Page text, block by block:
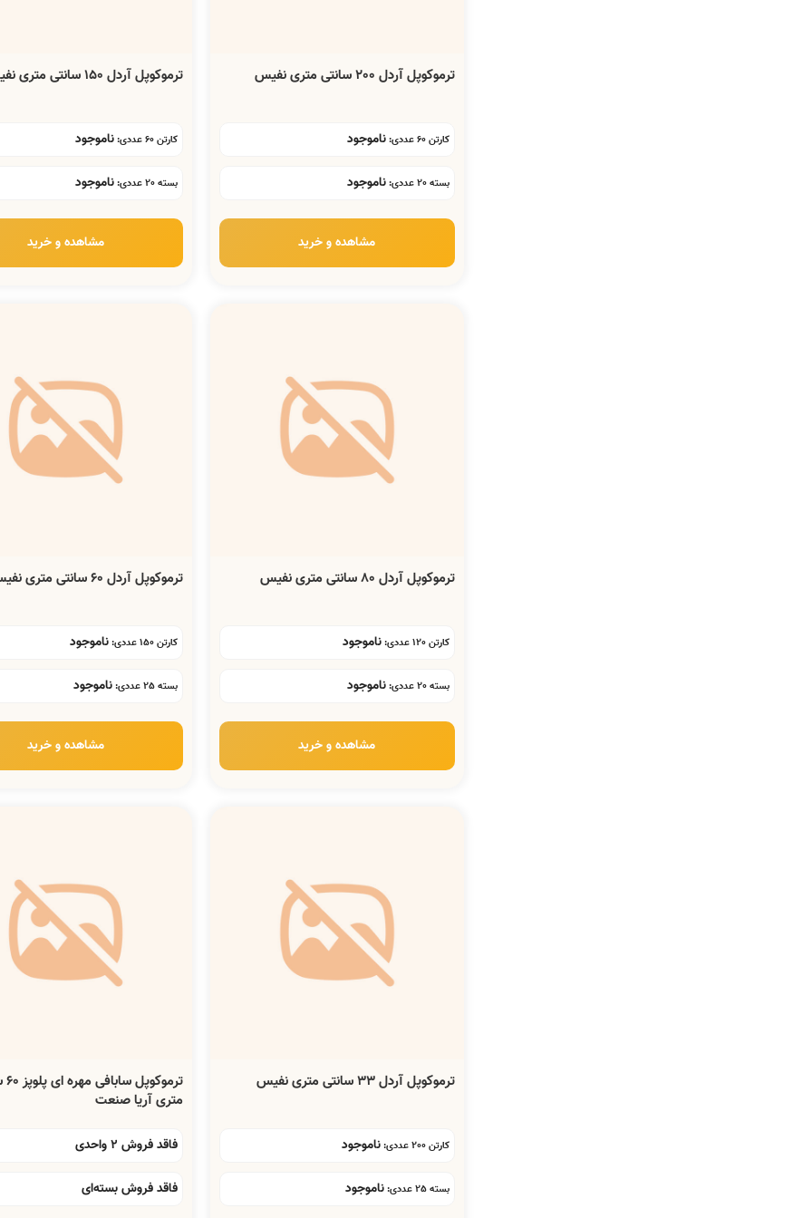
ترموکوپل آردل 200 سانتی متری نفیس
کارتن 60 عددی: ناموجود
بسته 20 عددی: ناموجود
مشاهده و خرید
ترموکوپل آردل 150 سانتی متری نفیس
کارتن 60 عددی: ناموجود
بسته 20 عددی: ناموجود
مشاهده و خرید
ترموکوپل آردل 80 سانتی متری نفیس
کارتن 120 عددی: ناموجود
بسته 20 عددی: ناموجود
مشاهده و خرید
ترموکوپل آردل 60 سانتی متری نفیس
کارتن 150 عددی: ناموجود
بسته 25 عددی: ناموجود
مشاهده و خرید
ترموکوپل آردل 33 سانتی متری نفیس
کارتن 200 عددی: ناموجود
بسته 25 عددی: ناموجود
متری آریا صنعت
فاقد فروش 2 واحدی
فاقد فروش بسته‌ای